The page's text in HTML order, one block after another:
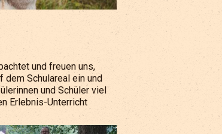
und freuen uns,
Schulareal ein und
und Schüler viel
Erlebnis-Unterricht